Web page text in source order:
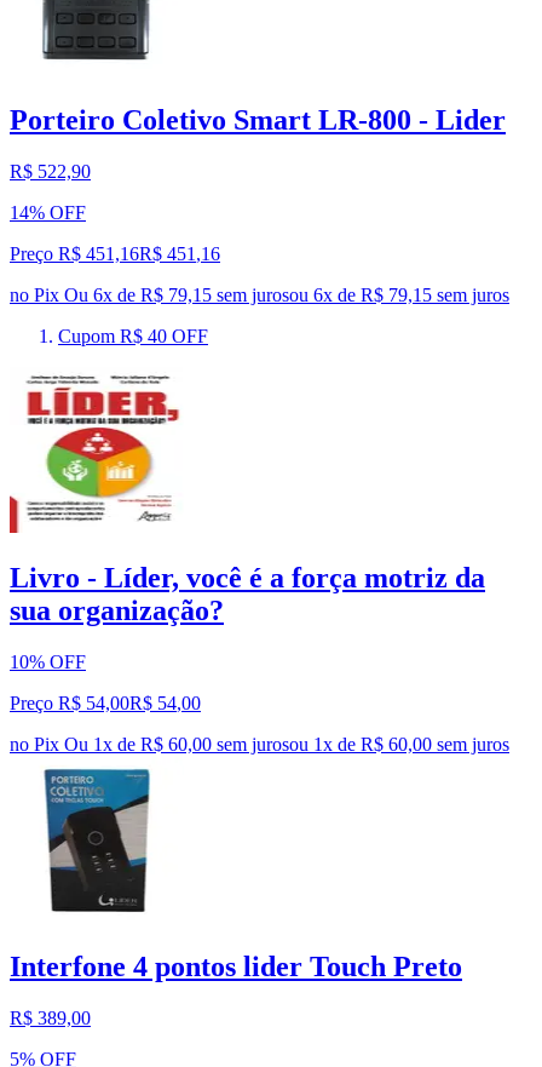
Porteiro Coletivo Smart LR-800 - Lider
R$ 522,90
14% OFF
Preço R$ 451,16R$ 451 ,16
no Pix Ou 6x de R$ 79,15 sem jurosou 6x de R$ 79,15 sem juros
Cupom R$ 40 OFF
Livro - Líder, você é a força motriz da
sua organização?
10% OFF
Preço R$ 54,00R$ 54,00
no Pix Ou 1x de R$ 60,00 sem jurosou 1x de R$ 60,00 sem juros
Interfone 4 pontos lider Touch Preto
R$ 389,00
5% OFF